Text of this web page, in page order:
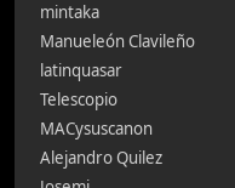
mintaka
Manueleón Clavileño
latinquasar
Telescopio
MACysuscanon
Alejandro Quilez